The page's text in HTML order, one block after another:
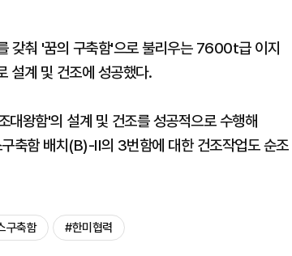
갖춰 '꿈의 구축함'으로 불리우는 7600t급 이지
설계 및 건조에 성공했다.
왕함'의 설계 및 건조를 성공적으로 수행해
축함 배치(B)-Ⅱ의 3번함에 대한 건조작업도 순조
구축함 #한미협력